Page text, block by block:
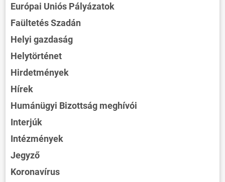
Európai Uniós Pályázatok
Faültetés Szadán
Helyi gazdaság
Helytörténet
Hirdetmények
Hírek
Humánügyi Bizottság meghívói
Interjúk
Intézmények
Jegyző
Koronavírus